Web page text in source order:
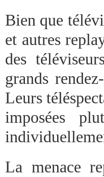
Bien que
et autres
des
grands
Leurs
imposées
La menace